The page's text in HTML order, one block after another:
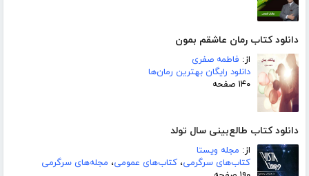
دانلود کتاب رمان عاشقم بمون
از: فاطمه صفری
دانلود رایگان بهترین رمان‌ها
۱۴۰ صفحه
دانلود کتاب طالع‌بینی سال تولد
از: مجله ویستا
کتاب‌های سرگرمی، کتاب‌های عمومی، مجله‌های سرگرمی